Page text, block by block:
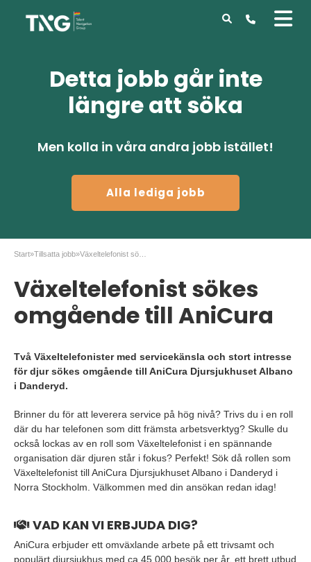
Detta jobb går inte
längre att söka
Men kolla in våra andra jobb istället!
Alla lediga jobb
Start»Tillsatta jobb»
Växeltelefonist sökes
omgående till AniCura
Två Växeltelefonister med servicekänsla och stort intresse
för djur sökes omgående till AniCura Djursjukhuset Albano
i Danderyd.
Brinner du för att leverera service på hög nivå? Trivs du i en roll
där du har telefonen som ditt främsta arbetsverktyg? Skulle du
också lockas av en roll som Växeltelefonist i en spännande
organisation där djuren står i fokus? Perfekt! Sök då rollen som
Växeltelefonist till AniCura Djursjukhuset Albano i Danderyd i
Norra Stockholm. Välkommen med din ansökan redan idag!
VAD KAN VI ERBJUDA DIG?
AniCura erbjuder ett omväxlande arbete på ett trivsamt och
populärt djursjukhus med ca 45 000 besök per år, ett brett utbud